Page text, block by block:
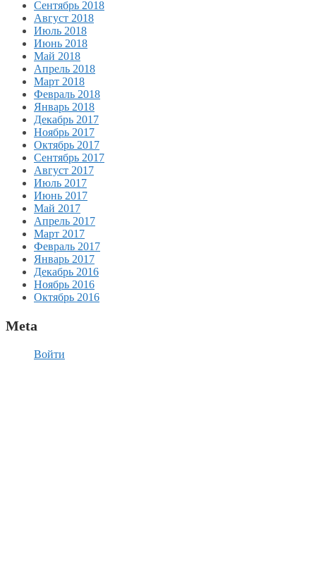
Сентябрь 2018
Август 2018
Июль 2018
Июнь 2018
Май 2018
Апрель 2018
Март 2018
Февраль 2018
Январь 2018
Декабрь 2017
Ноябрь 2017
Октябрь 2017
Сентябрь 2017
Август 2017
Июль 2017
Июнь 2017
Май 2017
Апрель 2017
Март 2017
Февраль 2017
Январь 2017
Декабрь 2016
Ноябрь 2016
Октябрь 2016
Meta
Войти